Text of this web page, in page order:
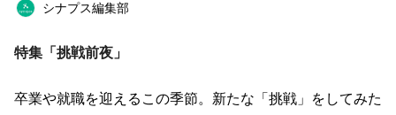
BOOK ネイル
おすすめサロン
シナプス編集部
特集「挑戦前夜」
卒業や就職を迎えるこの季節。新たな「挑戦」をしてみた